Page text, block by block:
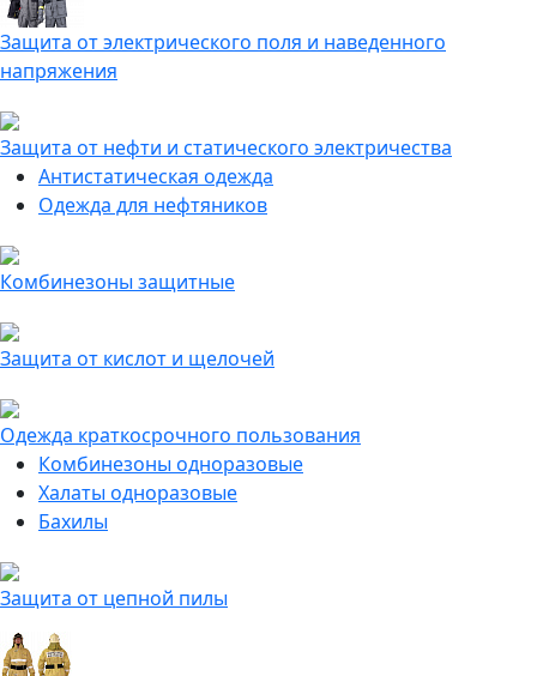
Защита от электрического поля и наведенного
напряжения
Защита от нефти и статического электричества
Антистатическая одежда
Одежда для нефтяников
Комбинезоны защитные
Защита от кислот и щелочей
Одежда краткосрочного пользования
Комбинезоны одноразовые
Халаты одноразовые
Бахилы
Защита от цепной пилы